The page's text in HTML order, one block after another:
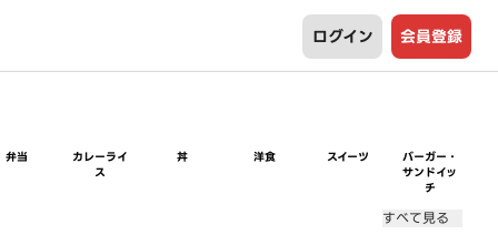
ログイン 会員登録
弁当
カレーライ
ス
丼 洋食 スイーツ
バーガー・
サンドイッ
チ
すべて見る